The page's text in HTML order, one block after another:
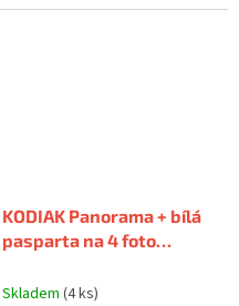
5
KODIAK Panorama + bílá
pasparta na 4 foto
foto 10x15cm
Skladem (4 ks)